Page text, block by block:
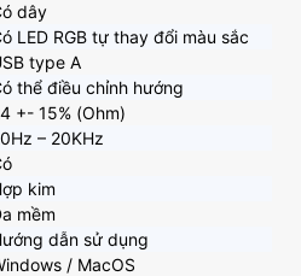
dây
LED RGB tự thay đổi màu sắc
type A
thể điều chỉnh hướng
+- 15% (Ohm)
– 20KHz
kim
mềm
dẫn sử dụng
/ MacOS